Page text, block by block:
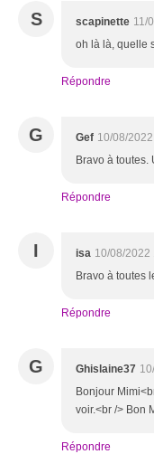
S scapinette 11/
oh là là, quelle
Répondre
G Gef 10/08/
Bravo à
Répondre
I isa 10/08/2022
Bravo à toutes
Répondre
G Ghislaine37
Bonjour
voir.<br /> Bon
Répondre